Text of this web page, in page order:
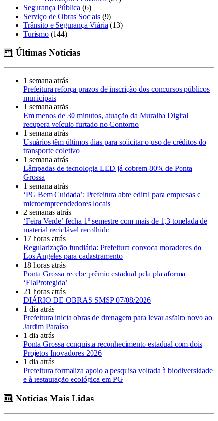
Segurança Pública (6)
Serviço de Obras Sociais (9)
Trânsito e Segurança Viária (13)
Turismo (144)
Últimas Notícias
1 semana atrás
Prefeitura reforça prazos de inscrição dos concursos públicos
municipais
1 semana atrás
Em menos de 30 minutos, atuação da Muralha Digital
recupera veículo furtado no Contorno
1 semana atrás
Usuários têm últimos dias para solicitar o uso de créditos do
transporte coletivo
1 semana atrás
Lâmpadas de tecnologia LED já cobrem 80% de Ponta
Grossa
1 semana atrás
‘PG Bem Cuidada’: Prefeitura abre edital para empresas e
microempreendedores locais
2 semanas atrás
‘Feira Verde’ fecha 1º semestre com mais de 1,3 tonelada de
material reciclável recolhido
17 horas atrás
Regularização fundiária: Prefeitura convoca moradores do
Los Angeles para cadastramento
18 horas atrás
Ponta Grossa recebe prêmio estadual pela plataforma
‘ElaProtegida’
21 horas atrás
DIÁRIO DE OBRAS SMSP 07/08/2026
1 dia atrás
Prefeitura inicia obras de drenagem para levar asfalto novo ao
Jardim Paraíso
1 dia atrás
Ponta Grossa conquista reconhecimento estadual com dois
Projetos Inovadores 2026
1 dia atrás
Prefeitura formaliza apoio a pesquisa voltada à biodiversidade
e à restauração ecológica em PG
Notícias Mais Lidas